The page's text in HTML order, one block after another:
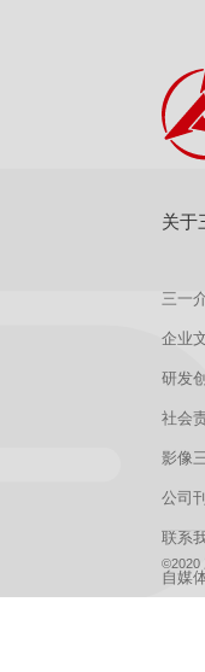
关于
三一
企业
研发
社会
影像
公司
联系
自媒
©2020